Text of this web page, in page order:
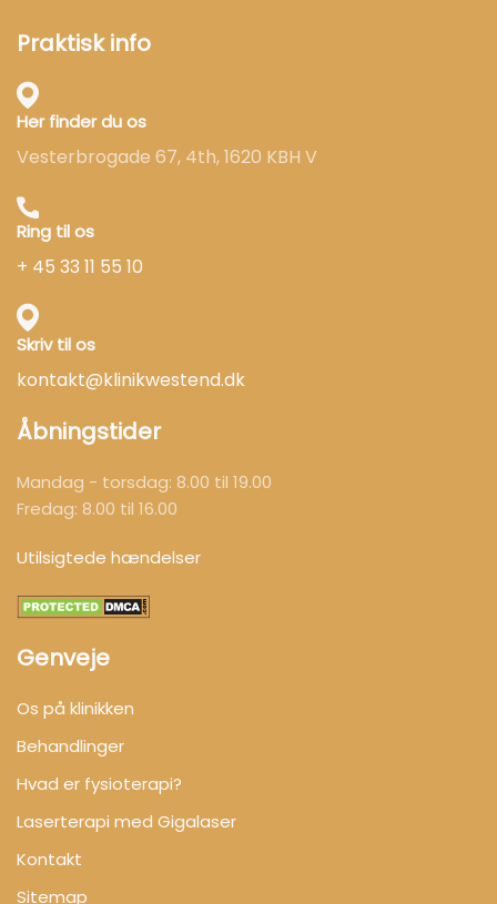
Praktisk info
Her finder du os
Vesterbrogade 67, 4th, 1620 KBH V
Ring til os
+ 45 33 11 55 10
Skriv til os
kontakt@klinikwestend.dk
Åbningstider
Mandag - torsdag: 8.00 til 19.00
Fredag: 8.00 til 16.00
Utilsigtede hændelser
Genveje
Os på klinikken
Behandlinger
Hvad er fysioterapi?
Laserterapi med Gigalaser
Kontakt
Sitemap